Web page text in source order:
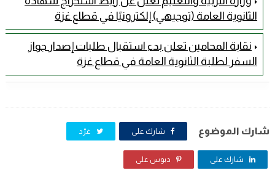
الثانوية العامة (توجيهي) إلكترونيًا في قطاع غزة
نقابة المحامين تعلن بدء استقبال طلبات إصدار جواز
السفر لطلبة الثانوية العامة في قطاع غزة
شارك الموضوع شارك على غرّد
شارك على دبوس على